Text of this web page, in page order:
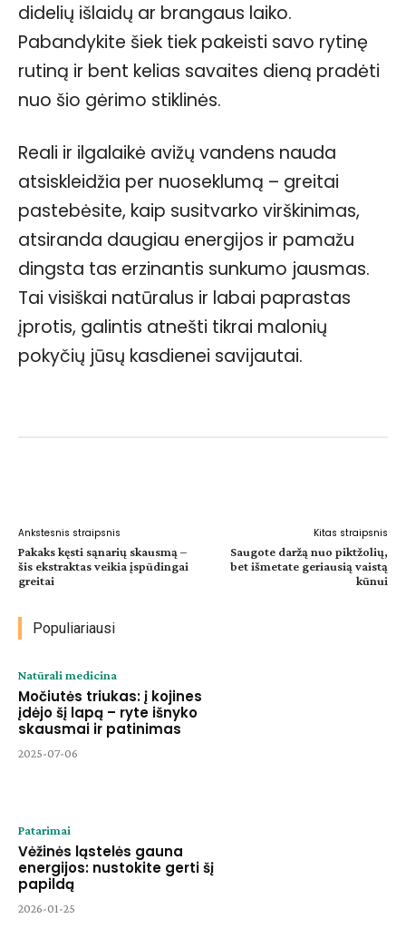
didelių išlaidų ar brangaus laiko.
Pabandykite šiek tiek pakeisti savo rytinę
rutiną ir bent kelias savaites dieną pradėti
nuo šio gėrimo stiklinės.
Reali ir ilgalaikė avižų vandens nauda
atsiskleidžia per nuoseklumą – greitai
pastebėsite, kaip susitvarko virškinimas,
atsiranda daugiau energijos ir pamažu
dingsta tas erzinantis sunkumo jausmas.
Tai visiškai natūralus ir labai paprastas
įprotis, galintis atnešti tikrai malonių
pokyčių jūsų kasdienei savijautai.
Ankstesnis straipsnis
Pakaks kęsti sąnarių skausmą –
šis ekstraktas veikia įspūdingai
greitai
Kitas straipsnis
Saugote daržą nuo piktžolių,
bet išmetate geriausią vaistą
kūnui
Populiariausi
Natūrali medicina
Močiutės triukas: į kojines
įdėjo šį lapą – ryte išnyko
skausmai ir patinimas
2025-07-06
Patarimai
Vėžinės ląstelės gauna
energijos: nustokite gerti šį
papildą
2026-01-25